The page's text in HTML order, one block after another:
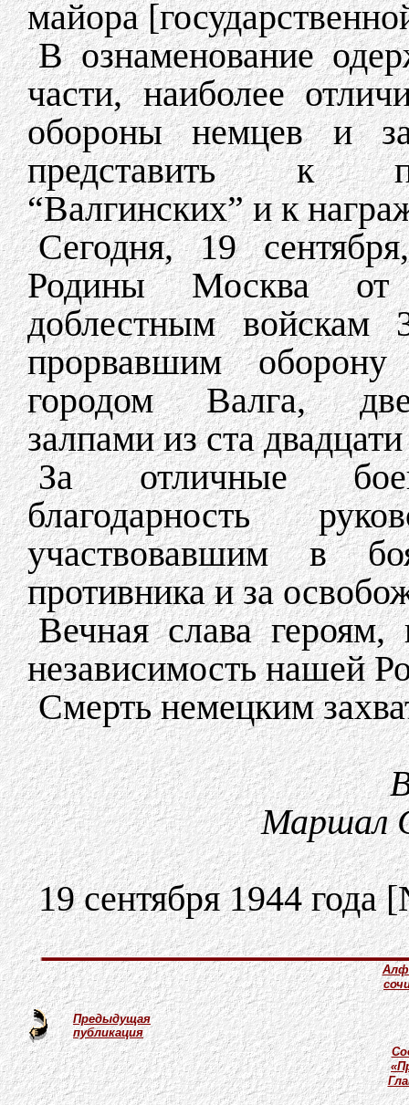
майора
В ознаменование
части, наиболее
обороны немцев и
представить к
“Валгинских” и к
Сегодня, 19
Родины Москва от
доблестным войскам
прорвавшим
городом Валга,
залпами из ста
За отличные
благодарность
участвовавшим в
противника и за
Вечная слава
независимость нашей
Смерть немецким
Маршал
19 сентября 1944 года
Предыдущая
публикация